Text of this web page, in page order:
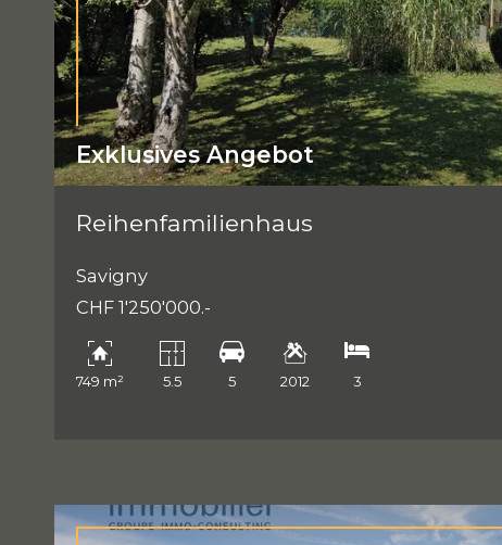
Exklusives Angebot
Reihenfamilienhaus
Savigny
CHF 1'250'000.-
749 m² 5.5 5 2012 3